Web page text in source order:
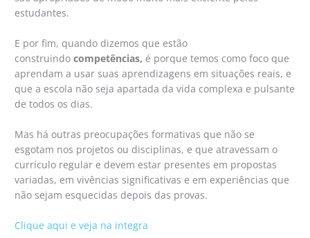
estudantes.
E por fim, quando dizemos que estão
construindocompetências, é porque temos como foco que
aprendam a usar suas aprendizagens em situações reais, e
que a escola não seja apartada da vida complexa e pulsante
de todos os dias.
Mas há outras preocupações formativas que não se
esgotam nos projetos ou disciplinas, e que atravessam o
currículo regular e devem estar presentes em propostas
variadas, em vivências significativas e em experiências que
não sejam esquecidas depois das provas.
Clique aqui e veja na integra